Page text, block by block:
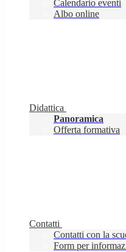
Calendario eventi
Albo online
Didattica
Panoramica
Offerta formativa
Contatti
Contatti con la
Form per